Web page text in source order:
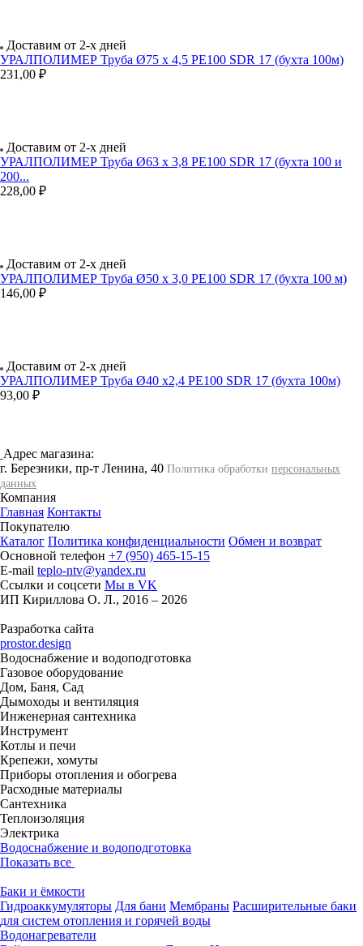
Доставим от 2-х дней
УРАЛПОЛИМЕР Труба Ø75 х 4,5 РЕ100 SDR 17 (бухта 100м)
231,00 ₽
Доставим от 2-х дней
УРАЛПОЛИМЕР Труба Ø63 х 3,8 РЕ100 SDR 17 (бухта 100 и
200...
228,00 ₽
Доставим от 2-х дней
УРАЛПОЛИМЕР Труба Ø50 х 3,0 РЕ100 SDR 17 (бухта 100 м)
146,00 ₽
Доставим от 2-х дней
УРАЛПОЛИМЕР Труба Ø40 х2,4 РЕ100 SDR 17 (бухта 100м)
93,00 ₽
Адрес магазина:
г. Березники, пр-т Ленина, 40 Политика обработки персональных
данных
Компания
Главная Контакты
Покупателю
Каталог Политика конфиденциальности Обмен и возврат
Основной телефон +7 (950) 465-15-15
E-mail teplo-ntv@yandex.ru
Ссылки и соцсети Мы в VK
ИП Кириллова О. Л., 2016 – 2026
Разработка сайта
prostor.design
Водоснабжение и водоподготовка
Газовое оборудование
Дом, Баня, Сад
Дымоходы и вентиляция
Инженерная сантехника
Инструмент
Котлы и печи
Крепежи, хомуты
Приборы отопления и обогрева
Расходные материалы
Сантехника
Теплоизоляция
Электрика
Водоснабжение и водоподготовка
Показать все
Баки и ёмкости
Гидроаккумуляторы Для бани Мембраны Расширительные баки
для систем отопления и горячей воды
Водонагреватели